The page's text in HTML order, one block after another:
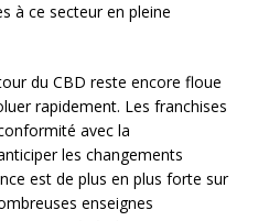
à ce secteur en pleine
du CBD reste encore floue
rapidement. Les franchises
avec la
les changements
est de plus en plus forte sur
enseignes